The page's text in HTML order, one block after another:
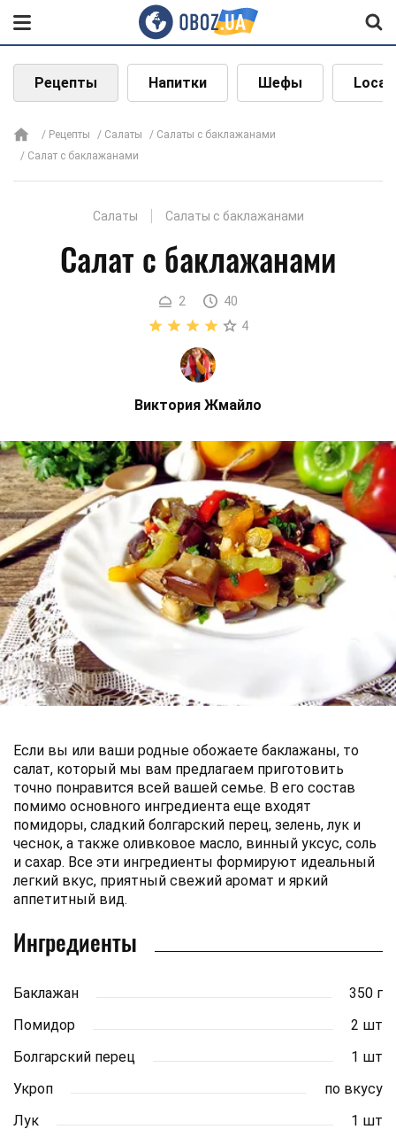
Рецепты Напитки Шефы Local
Рецепты Салаты
Салаты с баклажанами
Салат с баклажанами
Салаты Салаты с баклажанами
Салат с баклажанами
2
40
4
Виктория Жмайло
Если вы или ваши родные обожаете баклажаны, то
салат, который мы вам предлагаем приготовить
точно понравится всей вашей семье. В его состав
помимо основного ингредиента еще входят
помидоры, сладкий болгарский перец, зелень, лук и
чеснок, а также оливковое масло, винный уксус, соль
и сахар. Все эти ингредиенты формируют идеальный
легкий вкус, приятный свежий аромат и яркий
аппетитный вид.
Ингредиенты
Баклажан
350 г
Помидор
2 шт
Болгарский перец
1 шт
Укроп
по вкусу
Лук
1 шт